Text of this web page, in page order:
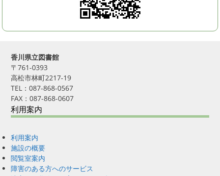
香川県立図書館
〒761-0393
高松市林町2217-19
TEL：087-868-0567
FAX：087-868-0607
利用案内
利用案内
施設の概要
閲覧室案内
障害のある方へのサービス